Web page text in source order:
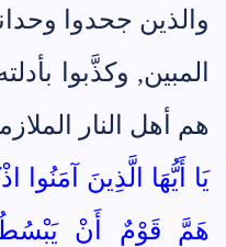
والذين جحدوا
المبين, وكذَّبوا
هم أهل النار
يَا أَيُّهَا الَّذِينَ آمَنُوا
هَمَّ قَوْمٌ أَنْ